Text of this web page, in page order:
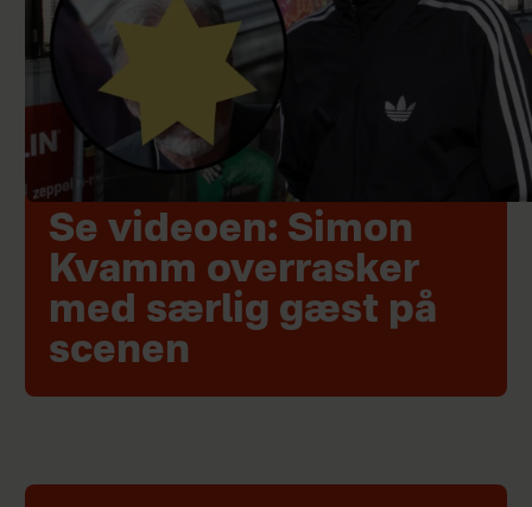
Se videoen: Simon
Kvamm overrasker
med særlig gæst på
scenen